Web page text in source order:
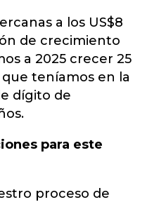
a los US$8
de crecimiento
a 2025 crecer 25
teníamos en la
dígito de
para este
proceso de